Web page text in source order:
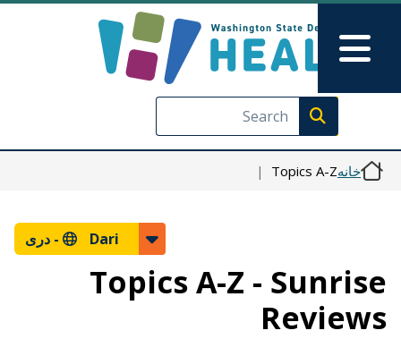
رفتن به محتوای اصلی
Skip to Feedback
Execute search
Main Menu
خانهTopics A-Z
Dari - دری
Topics A-Z - Sunrise
Reviews